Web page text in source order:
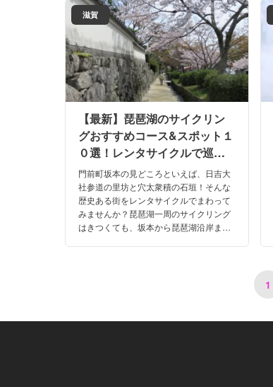
滋賀
【最新】琵琶湖のサイクリン
グおすすめコース&スポット１
０選！レンタサイクルで巡る
比叡山坂本が美しい！
門前町坂本の見どころといえば、日吉大
社参道の里坊と穴太衆積の石垣！そんな
歴史ある街をレンタサイクルでまわって
みませんか？琵琶湖一周のサイクリング
はきつくても、坂本から琵琶湖沿岸まで
1